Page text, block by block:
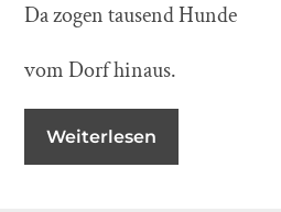
Da zogen tausend Hunde
vom Dorf hinaus.
Weiterlesen